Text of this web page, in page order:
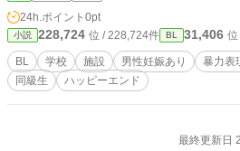
たい白斗。小さい頃から大好きだった白斗をも
也は白斗を幸せにすると誓う。だが白斗は直也
二人は幸せになれるのか？ ※608話完結
24h.ポイント 0pt
小説 228,724 位 / 228,724件 BL 31,406
BL 学校 施設 男性妊娠あり 暴力表
同級生
ハッピーエンド
最終更新日